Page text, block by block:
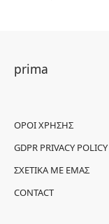
prima
ΌΡΟΙ ΧΡΉΣΗΣ
GDPR PRIVACY POLICY
ΣΧΕΤΙΚΆ ΜΕ ΕΜΆΣ
CONTACT